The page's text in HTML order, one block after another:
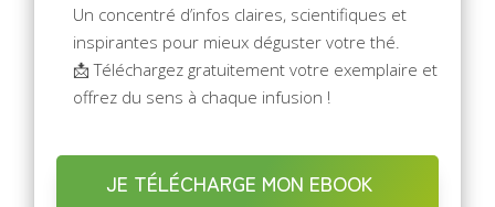
Un concentré d’infos claires, scientifiques et
inspirantes pour mieux déguster votre thé.
📩 Téléchargez gratuitement votre exemplaire et
offrez du sens à chaque infusion !
JE TÉLÉCHARGE MON EBOOK